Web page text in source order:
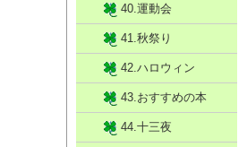
40.運動会
41.秋祭り
42.ハロウィン
43.おすすめの本
44.十三夜